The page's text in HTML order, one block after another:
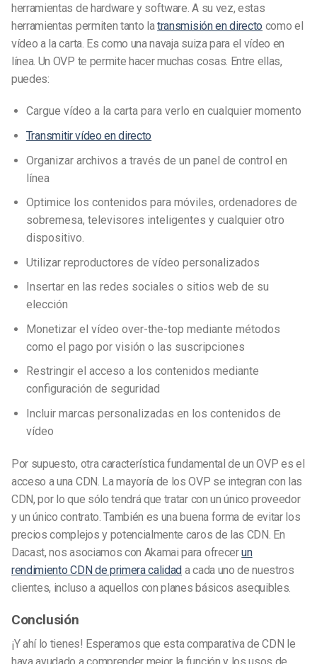
herramientas de hardware y software. A su vez, estas
herramientas permiten tanto latransmisión en directo como el
vídeo a la carta. Es como una navaja suiza para el vídeo en
línea. Un OVP te permite hacer muchas cosas. Entre ellas,
puedes:
Cargue vídeo a la carta para verlo en cualquier momento
Transmitir vídeo en directo
Organizar archivos a través de un panel de control en
línea
Optimice los contenidos para móviles, ordenadores de
sobremesa, televisores inteligentes y cualquier otro
dispositivo.
Utilizar reproductores de vídeo personalizados
Insertar en las redes sociales o sitios web de su
elección
Monetizar el vídeo over-the-top mediante métodos
como el pago por visión o las suscripciones
Restringir el acceso a los contenidos mediante
configuración de seguridad
Incluir marcas personalizadas en los contenidos de
vídeo
Por supuesto, otra característica fundamental de un OVP es el
acceso a una CDN. La mayoría de los OVP se integran con las
CDN, por lo que sólo tendrá que tratar con un único proveedor
y un único contrato. También es una buena forma de evitar los
precios complejos y potencialmente caros de las CDN. En
Dacast, nos asociamos con Akamai para ofrecerun
rendimiento CDN de primera calidad a cada uno de nuestros
clientes, incluso a aquellos con planes básicos asequibles.
Conclusión
¡Y ahí lo tienes! Esperamos que esta comparativa de CDN le